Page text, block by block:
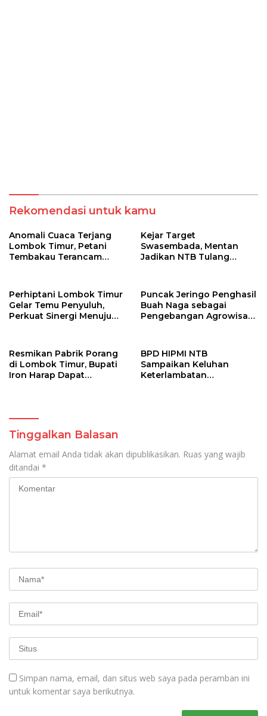
Rekomendasi untuk kamu
Anomali Cuaca Terjang
Lombok Timur, Petani
Tembakau Terancam
Kejar Target
Swasembada, Mentan
Jadikan NTB Tulang
Perhiptani Lombok Timur
Gelar Temu Penyuluh,
Perkuat Sinergi Menuju
Puncak Jeringo Penghasil
Buah Naga sebagai
Pengebangan Agrowisata
Resmikan Pabrik Porang
di Lombok Timur, Bupati
Iron Harap Dapat
BPD HIPMI NTB
Sampaikan Keluhan
Keterlambatan
Tinggalkan Balasan
Alamat email Anda tidak akan dipublikasikan. Ruas yang wajib
ditandai *
Simpan nama, email, dan situs web saya pada peramban ini
untuk komentar saya berikutnya.